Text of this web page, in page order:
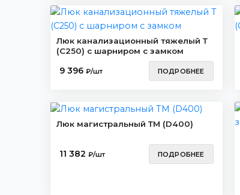
Люк канализационный тяжелый Т
(C250) с шарниром с замком
9 396 ₽/шт ПОДРОБНЕЕ
Люк магистральный ТМ (D400)
11 382 ₽/шт ПОДРОБНЕЕ